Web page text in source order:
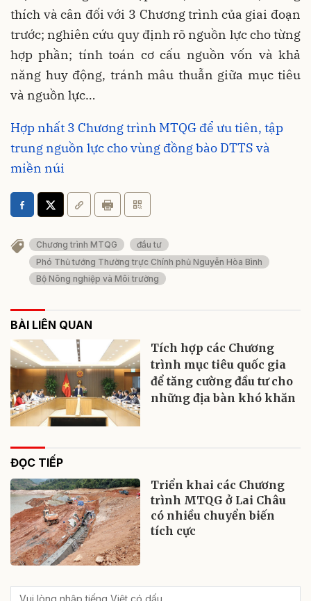
thích và cân đối với 3 Chương trình của giai đoạn
trước; nghiên cứu quy định rõ nguồn lực cho từng
hợp phần; tính toán cơ cấu nguồn vốn và khả
năng huy động, tránh mâu thuẫn giữa mục tiêu
và nguồn lực…
Hợp nhất 3 Chương trình MTQG để ưu tiên, tập
trung nguồn lực cho vùng đồng bào DTTS và
miền núi
Chương trình MTQG
đầu tư
Phó Thủ tướng Thường trực Chính phủ Nguyễn Hòa Bình
Bộ Nông nghiệp và Môi trường
BÀI LIÊN QUAN
Tích hợp các Chương
trình mục tiêu quốc gia
để tăng cường đầu tư cho
những địa bàn khó khăn
ĐỌC TIẾP
Triển khai các Chương
trình MTQG ở Lai Châu
có nhiều chuyển biến
tích cực